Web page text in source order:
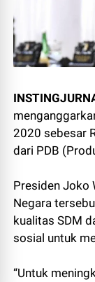
2020 sebesar
dari PDB
Presiden Joko
Negara
kualitas SDM
sosial untuk
“Untuk